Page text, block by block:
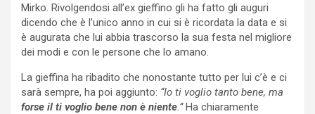
Mirko. Rivolgendosi all’ex gieffino gli ha fatto gli auguri
dicendo che è l’unico anno in cui si è ricordata la data e si
è augurata che lui abbia trascorso la sua festa nel migliore
dei modi e con le persone che lo amano.
La gieffina ha ribadito che nonostante tutto per lui c’è e ci
sarà sempre, ha poi aggiunto: “Io ti voglio tanto bene, ma
forse il ti voglio bene non è niente.”Ha chiaramente